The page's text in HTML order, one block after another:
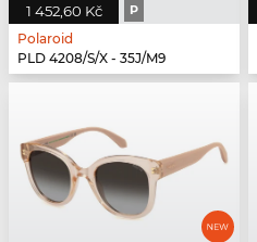
1 452,60 Kč P
Polaroid
PLD 4208/S/X - 35J/M9